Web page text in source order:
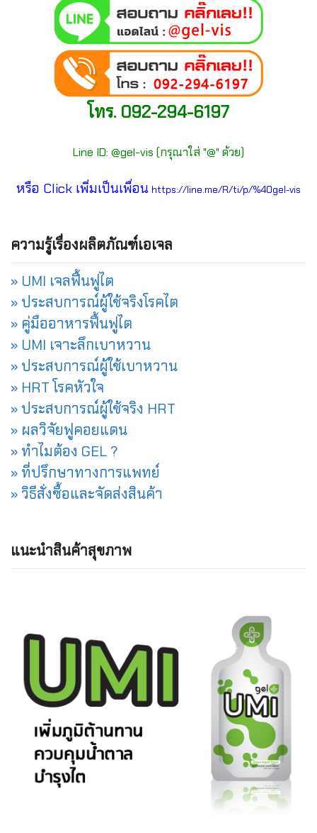
โทร. 092-294-6197
Line ID: @gel-vis (กรุณาใส่ "@" ด้วย)
หรือ Click เพิ่มเป็นเพื่อน https://line.me/R/ti/p/%40gel-vis
ความรู้เรื่องผลิตภัณฑ์เอเจล
» UMI เจลฟื้นฟูไต
» ประสบการณ์ผู้ใช้จริงโรคไต
» คู่มืออาหารฟื้นฟูไต
» UMI เจาะลึกเบาหวาน
» ประสบการณ์ผู้ใช้เบาหวาน
» HRT โรคหัวใจ
» ประสบการณ์ผู้ใช้จริง HRT
» ผลวิจัยฟูคอยแดน
» ทำไมต้อง GEL ?
» ที่ปรึกษาทางการแพทย์
» วิธีสั่งซื้อและจัดส่งสินค้า
แนะนำสินค้าสุขภาพ